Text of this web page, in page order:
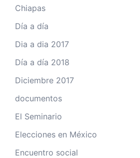
Chiapas
Día a día
Dia a dia 2017
Día a día 2018
Diciembre 2017
documentos
El Seminario
Elecciones en México
Encuentro social